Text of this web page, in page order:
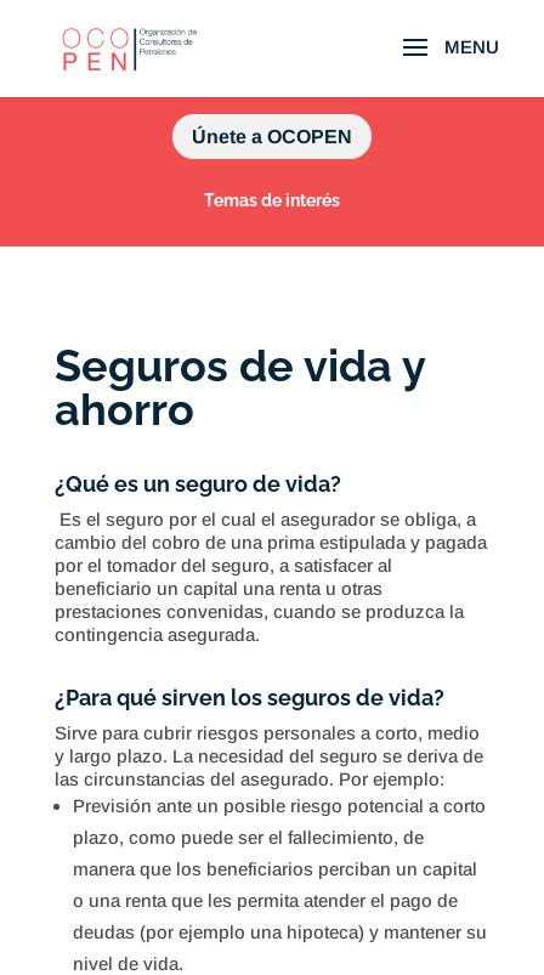
Únete a OCOPEN
Temas de interés
Seguros de vida y
ahorro
¿Qué es un seguro de vida?
Es el seguro por el cual el asegurador se obliga, a
cambio del cobro de una prima estipulada y pagada
por el tomador del seguro, a satisfacer al
beneficiario un capital una renta u otras
prestaciones convenidas, cuando se produzca la
contingencia asegurada.
¿Para qué sirven los seguros de vida?
Sirve para cubrir riesgos personales a corto, medio
y largo plazo. La necesidad del seguro se deriva de
las circunstancias del asegurado. Por ejemplo:
Previsión ante un posible riesgo potencial a corto
plazo, como puede ser el fallecimiento, de
manera que los beneficiarios perciban un capital
o una renta que les permita atender el pago de
deudas (por ejemplo una hipoteca) y mantener su
nivel de vida.